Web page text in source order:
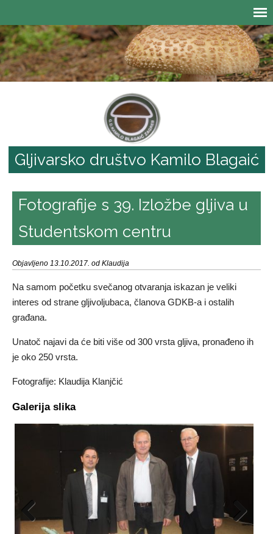
Gljivarsko društvo Kamilo Blagaić
Fotografije s 39. Izložbe gljiva u
Studentskom centru
Objavljeno 13.10.2017. od Klaudija
Na samom početku svečanog otvaranja iskazan je veliki
interes od strane gljivoljubaca, članova GDKB-a i ostalih
građana.
Unatoč najavi da će biti više od 300 vrsta gljiva, pronađeno ih
je oko 250 vrsta.
Fotografije: Klaudija Klanjčić
Galerija slika